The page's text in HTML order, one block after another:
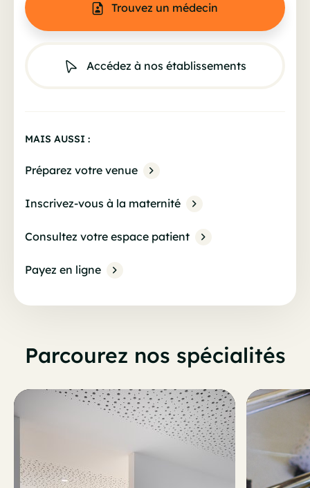
Trouvez un médecin
Accédez à nos établissements
MAIS AUSSI :
Préparez votre venue
Inscrivez-vous à la maternité
Consultez votre espace patient
Payez en ligne
Parcourez nos spécialités